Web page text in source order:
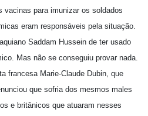
vacinas para imunizar os soldados
eram responsáveis pela situação.
Saddam Hussein de ter usado
Mas não se conseguiu provar nada.
francesa Marie-Claude Dubin, que
que sofria dos mesmos males
e britânicos que atuaram nesses